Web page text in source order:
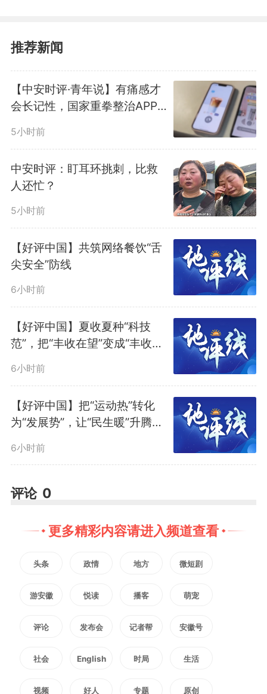
谁能想到，那个在百货公司柜
台算账大半辈子、默默无闻的普通
老人，竟是击落两架美军高空侦察
机、立下一等功的战斗英雄！6月1
日，90岁安徽老兵王於昌入选“七
一勋章”提名建议人选
1936年2月，王於昌出生于安
徽宿州市萧县张庄寨镇一个贫苦农
民家庭，1954年，18岁的王於昌
参军报国，进入代号543的绝密地
空导弹部队。在那时美制U-2高空
侦察机肆意入侵我国领空，两万多
米的飞行高度，让战机、高炮都无
法拦截，长期窥探我方机密，严重
威胁国防安全。
为了破局，王於昌直面高危岗
位，常年接触剧毒、强腐蚀的导弹
燃料。他和战友摸索出惊险的“近
快战法”，凭借毫秒级的精准操
作，在敌机反应前完成锁定、发
推荐新闻
【中安时评·青年说】有痛感才
会长记性，国家重拳整治APP
5小时前
中安时评：盯耳环挑刺，比救
人还忙？
5小时前
【好评中国】共筑网络餐饮“舌
尖安全”防线
6小时前
【好评中国】夏收夏种“科技
范”，把“丰收在望”变成“丰收到
6小时前
【好评中国】把“运动热”转化
为“发展势”，让“民生暖”升腾
6小时前
评论 0
更多精彩内容请进入频道查看
头条 政情 地方 微短剧
游安徽 悦读 播客 萌宠
评论 发布会 记者帮 安徽号
社会 English 时局 生活
视频 好人 专题 原创